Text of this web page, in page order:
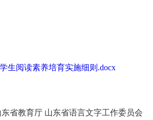
生阅读素养培育实施细则.docx
东省教育厅 山东省语言文字工作委员会